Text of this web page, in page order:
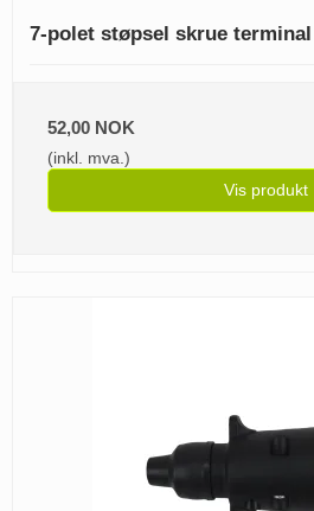
7-polet støpsel skrue terminal
52,00 NOK
(inkl. mva.)
Vis produkt